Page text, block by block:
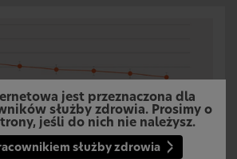
jest przeznaczona dla
służby zdrowia. Prosimy o
jeśli do nich nie należysz.
służby zdrowia